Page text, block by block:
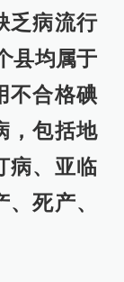
乏病流行
县均属于
不合格碘
，包括地
病、亚临
死产、